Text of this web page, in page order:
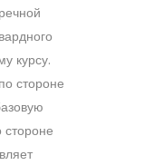
курсу.
стороне